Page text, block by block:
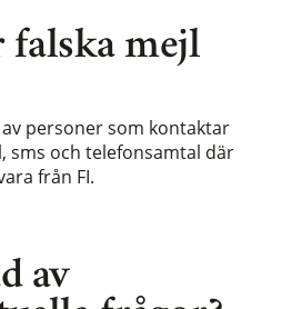
av
falska mejl
personer som kontaktar
sms och telefonsamtal där
från FI.